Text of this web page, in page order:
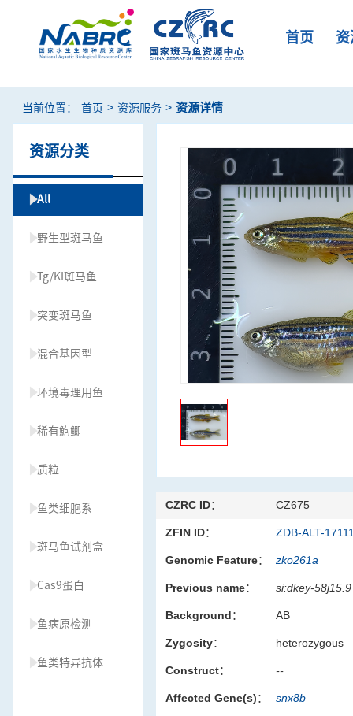
首页
当前位置： 首页 > 资源服务 > 资源详情
资源分类
All
野生型斑马鱼
Tg/KI斑马鱼
突变斑马鱼
混合基因型
环境毒理用鱼
稀有鮈鲫
质粒
鱼类细胞系
斑马鱼试剂盒
Cas9蛋白
鱼病原检测
鱼类特异抗体
CZRC ID： CZ675
ZFIN ID： ZDB-ALT-
Genomic Feature： zko261a
Previous name： si:dkey-58j15.9
Background： AB
Zygosity： heterozygous
Construct： --
Affected Gene(s)： snx8b